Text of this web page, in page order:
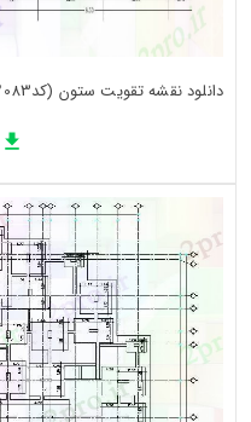
دانلود نقشه تقویت ستون (کد32083)